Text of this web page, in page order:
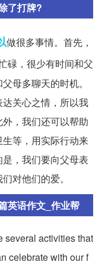
了打牌?
做很多事情。首先，
碌，很少有时间和父
母多聊天的时机。
关心之情，所以我
，我们还可以帮助
等，用实际行动来
，我们要向父母表
对他们的爱。
英语作文_作业帮
several activities that
celebrate with our f